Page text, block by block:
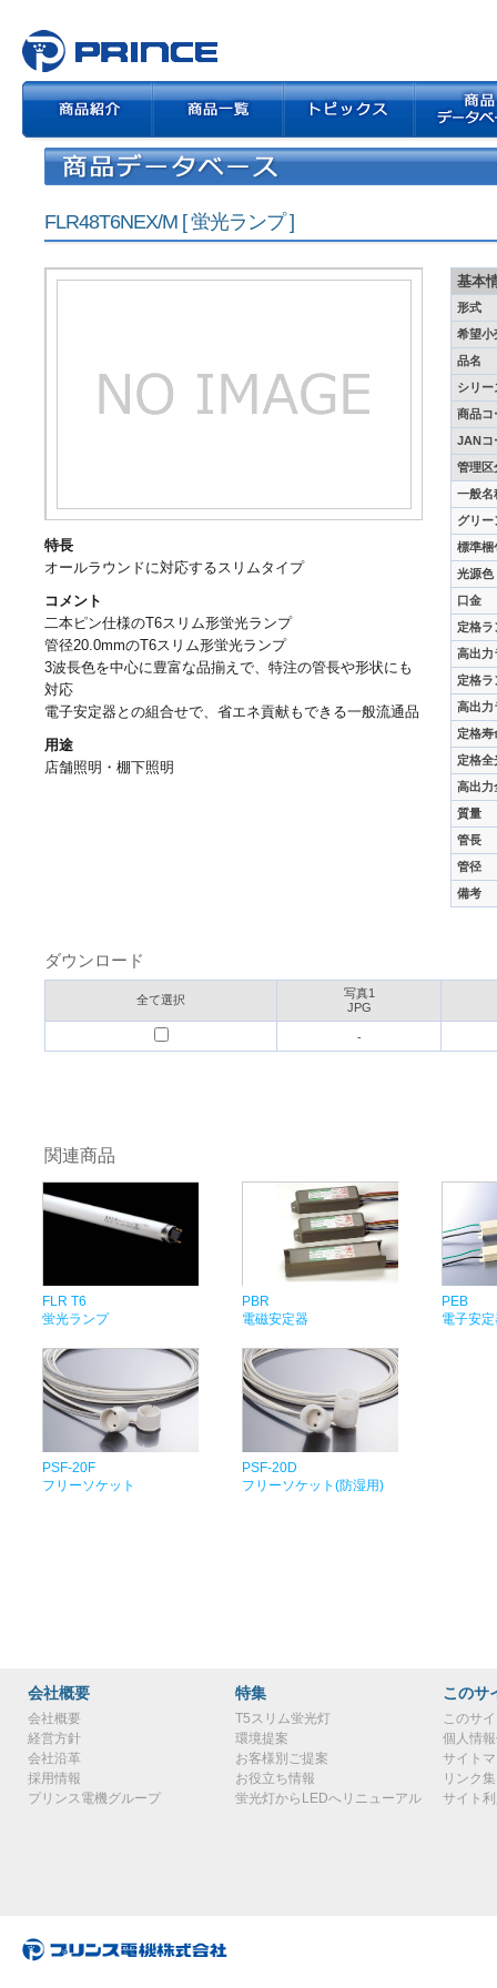
FLR48T6NEX/M [ 蛍光ランプ ]
基本
形式
希望小
品名
シリー
商品コ
JANコ
管理区
一般名
グリー
標準梱
光源色
口金
定格ラ
高出力
定格ラ
高出力
定格寿
定格全
高出力
質量
管長
管径
備考
特長
オールラウンドに対応するスリムタイプ
コメント
二本ピン仕様のT6スリム形蛍光ランプ
管径20.0mmのT6スリム形蛍光ランプ
3波長色を中心に豊富な品揃えで、特注の管長や形状にも
対応
電子安定器との組合せで、省エネ貢献もできる一般流通品
用途
店舗照明・棚下照明
ダウンロード
全て選択
写真1
JPG
-
関連商品
FLR T6
蛍光ランプ
PBR
電磁安定器
PEB
電子安
PSF-20F
フリーソケット
PSF-20D
フリーソケット(防湿用)
会社概要
会社概要
経営方針
会社沿革
採用情報
プリンス電機グループ
特集
T5スリム蛍光灯
環境提案
お客様別ご提案
お役立ち情報
蛍光灯からLEDへリニューアル
このサ
このサ
個人情
サイト
リンク集
サイト